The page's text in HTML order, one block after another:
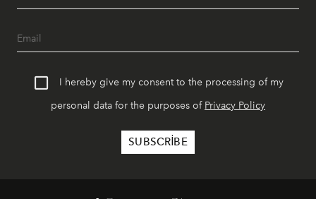
I hereby give my consent to the processing of my
personal data for the purposes of Privacy Policy